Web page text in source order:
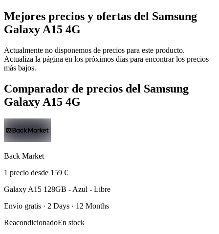
Mejores precios y ofertas del Samsung
Galaxy A15 4G
Actualmente no disponemos de precios para este producto.
Actualiza la página en los próximos días para encontrar los precios
más bajos.
Comparador de precios del Samsung
Galaxy A15 4G
Back Market
1 precio desde 159 €
Galaxy A15 128GB - Azul - Libre
Envío gratis · 2 Days · 12 Months
ReacondicionadoEn stock